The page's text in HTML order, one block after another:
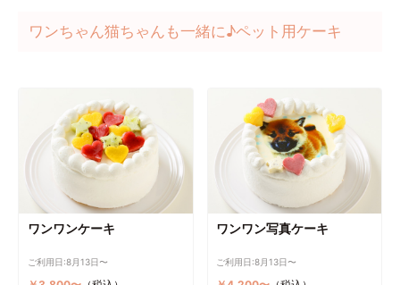
ワンちゃん猫ちゃんも一緒に♪ペット用ケーキ
ワンワンケーキ
ご利用日:8月13日〜
ワンワン写真ケーキ
ご利用日:8月13日〜